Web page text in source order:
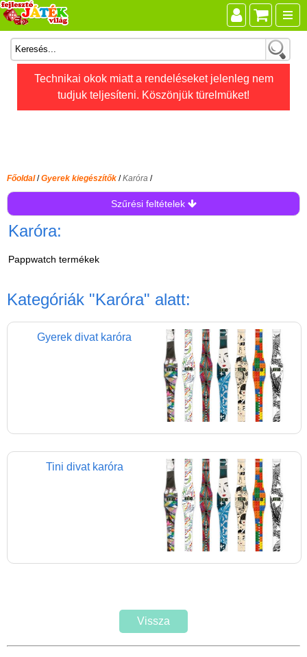
Technikai okok miatt a rendeléseket jelenleg nem
tudjuk teljesíteni. Köszönjük türelmüket!
Főoldal/Gyerek kiegészítők /Karóra /
Szűrési feltételek
Karóra:
Pappwatch termékek
Kategóriák "Karóra" alatt:
Gyerek divat karóra
Tini divat karóra
Vissza
Összes játék
Játékok életkor szerint
Bébijátékok
Diafilm
Futóbiciklik, rollerek
Gyerekszoba
Intelligens gyurma
Iskolaszerek
Kerti játékok
Kreatív játék
Könyv
Licenszes TOP
gyerekajándékok
Logikai játékok
LOGICO
Magyar játékok